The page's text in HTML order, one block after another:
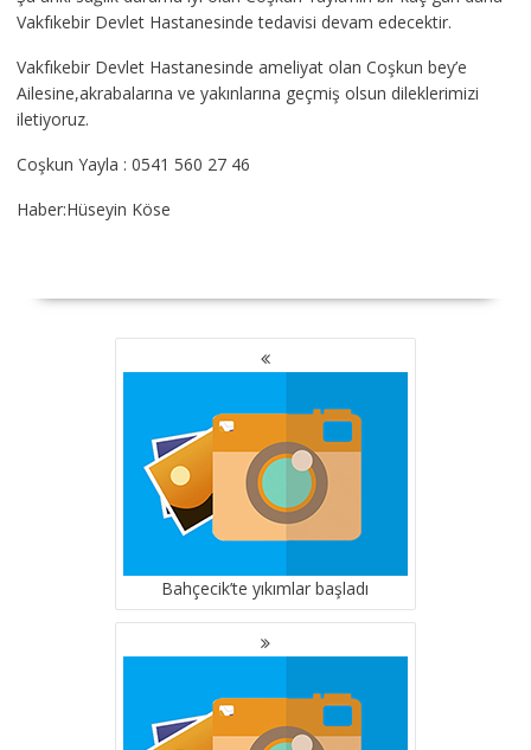
Vakfıkebir Devlet Hastanesinde tedavisi devam edecektir.
Vakfıkebir Devlet Hastanesinde ameliyat olan Coşkun bey’e
Ailesine,akrabalarına ve yakınlarına geçmiş olsun dileklerimizi
iletiyoruz.
Coşkun Yayla : 0541 560 27 46
Haber:Hüseyin Köse
Bahçecik’te yıkımlar başladı